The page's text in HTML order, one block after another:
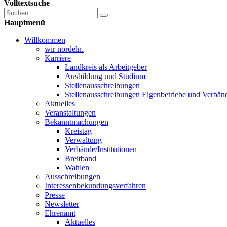
Volltextsuche
Hauptmenü
Willkommen
wir nordeln.
Karriere
Landkreis als Arbeitgeber
Ausbildung und Studium
Stellenausschreibungen
Stellenausschreibungen Eigenbetriebe und
Aktuelles
Veranstaltungen
Bekanntmachungen
Kreistag
Verwaltung
Verbände/Institutionen
Breitband
Wahlen
Ausschreibungen
Interessen­bekundungsverfahren
Presse
Newsletter
Ehrenamt
Aktuelles